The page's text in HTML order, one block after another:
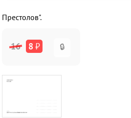
Престолов".
16 8 ₽ 🔒